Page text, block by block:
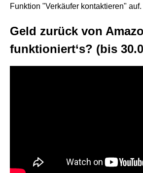
Funktion "Verkäufer kontaktieren" auf.
Geld zurück von
funktioniert‘s? (bis